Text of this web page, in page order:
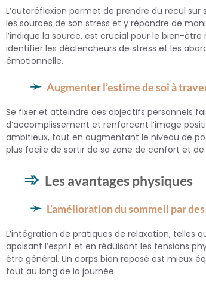
L’autoréflexion permet de prendre du recul
les sources de son stress et y répondre de
l’indique la source, est crucial pour le bien-
identifier les déclencheurs de stress et les
émotionnelle.
Augmenter l’estime de soi à
Se fixer et atteindre des objectifs personnels
d’accomplissement et renforcent l’image
ambitieux, tout en augmentant le niveau de
plus facile de sortir de sa zone de confort et
Les avantages physiques
L’amélioration du sommeil par
L’intégration de pratiques de relaxation, telles
apaisant l’esprit et en réduisant les tensions
être général. Un corps bien reposé est mieux
tout au long de la journée.